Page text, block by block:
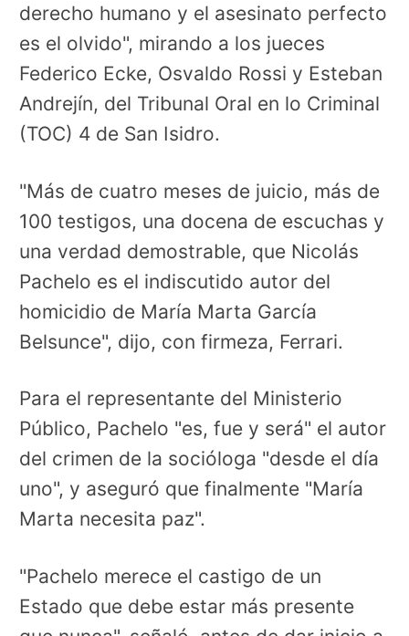
derecho humano y el asesinato perfecto
es el olvido", mirando a los jueces
Federico Ecke, Osvaldo Rossi y Esteban
Andrejín, del Tribunal Oral en lo Criminal
(TOC) 4 de San Isidro.
"Más de cuatro meses de juicio, más de
100 testigos, una docena de escuchas y
una verdad demostrable, que Nicolás
Pachelo es el indiscutido autor del
homicidio de María Marta García
Belsunce", dijo, con firmeza, Ferrari.
Para el representante del Ministerio
Público, Pachelo "es, fue y será" el autor
del crimen de la socióloga "desde el día
uno", y aseguró que finalmente "María
Marta necesita paz".
"Pachelo merece el castigo de un
Estado que debe estar más presente